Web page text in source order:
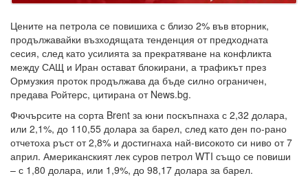
Цените на петрола се повишиха с близо 2% във вторник,
продължавайки възходящата тенденция от предходната
сесия, след като усилията за прекратяване на конфликта
между САЩ и Иран остават блокирани, а трафикът през
Ормузкия проток продължава да бъде силно ограничен,
предава Ройтерс, цитирана от News.bg.
Фючърсите на сорта Brent за юни поскъпнаха с 2,32 долара,
или 2,1%, до 110,55 долара за барел, след като ден по-рано
отчетоха ръст от 2,8% и достигнаха най-високото си ниво от 7
април. Американският лек суров петрол WTI също се повиши
– с 1,80 долара, или 1,9%, до 98,17 долара за барел.